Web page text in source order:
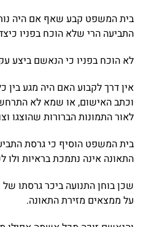
בית המשפט קבע שאף אם היה
התביעה הרי שלא הוכח בפניו
לא הוכח בפניו כי הנאשם ביצע
אין דרך לקבוע האם היה מגע
וכתב האישום, או שמא לא
לאור התמונות הברורות שהוצגו
בית המשפט הוסיף כי גרסת
התאונה אינה נתמכת בראיות ולו
שכן בוחן התנועה ביכר גרסתו
על ממצאים מזירת התאונה.